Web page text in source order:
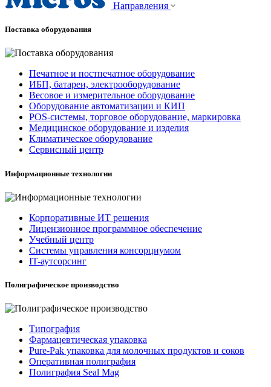
Направления
Поставка оборудования
Печатное и постпечатное оборудование
ИБП, батареи, электрооборудование
Весовое и измерительное оборудование
Оборудование автоматизации и КИП
POS-системы, торговое оборудование, маркировка
Медицинское оборудование и изделия
Климатическое оборудование
Сервисный центр
Информационные технологии
Корпоративные ИТ решения
Лицензионное программное обеспечение
Учебный центр
Системы управления консорциумом
IT-аутсорсинг
Полиграфическое производство
Типография
Фармацевтическая упаковка
Pure-Pak упаковка для молочных продуктов и соков
Оперативная полиграфия
Полиграфия Seal Mag